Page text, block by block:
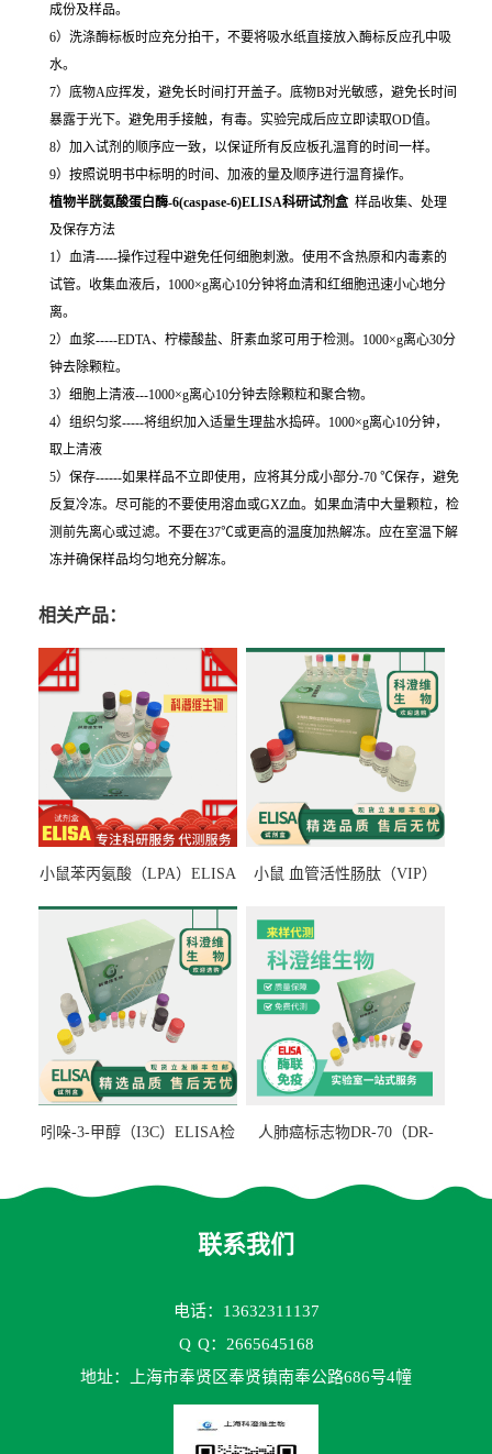
成份及样品。
6）洗涤酶标板时应充分拍干，不要将吸水纸直接放入酶标反应孔中吸
水。
7）底物A应挥发，避免长时间打开盖子。底物B对光敏感，避免长时间
暴露于光下。避免用手接触，有毒。实验完成后应立即读取OD值。
8）加入试剂的顺序应一致，以保证所有反应板孔温育的时间一样。
9）按照说明书中标明的时间、加液的量及顺序进行温育操作。
植物半胱氨酸蛋白酶-6(caspase-6)ELISA科研试剂盒 样品收集、处理
及保存方法
1）血清-----操作过程中避免任何细胞刺激。使用不含热原和内毒素的
试管。收集血液后，1000×g离心10分钟将血清和红细胞迅速小心地分
离。
2）血浆-----EDTA、柠檬酸盐、肝素血浆可用于检测。1000×g离心30分
钟去除颗粒。
3）细胞上清液---1000×g离心10分钟去除颗粒和聚合物。
4）组织匀浆-----将组织加入适量生理盐水捣碎。1000×g离心10分钟，
取上清液
5）保存------如果样品不立即使用，应将其分成小部分-70 ℃保存，避免
反复冷冻。尽可能的不要使用溶血或GXZ血。如果血清中大量颗粒，检
测前先离心或过滤。不要在37℃或更高的温度加热解冻。应在室温下解
冻并确保样品均匀地充分解冻。
相关产品：
小鼠苯丙氨酸（LPA）ELISA
小鼠 血管活性肠肽（VIP）
吲哚-3-甲醇（I3C）ELISA检
人肺癌标志物DR-70（DR-
联系我们
电话：13632311137
Q Q：2665645168
地址：上海市奉贤区奉贤镇南奉公路686号4幢